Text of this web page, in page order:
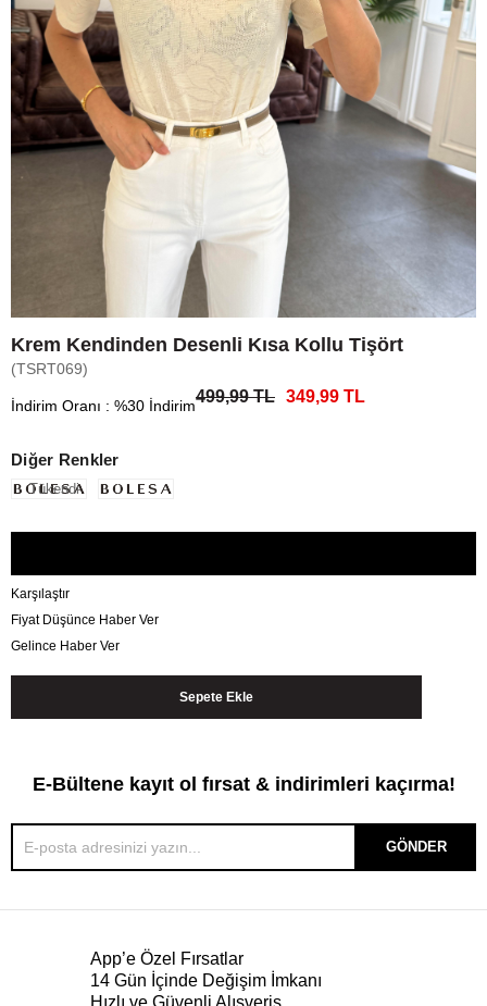
Krem Kendinden Desenli Kısa Kollu Tişört
(TSRT069)
İndirim Oranı : %30 İndirim499,99 TL 349,99 TL
Diğer Renkler
Tükendi
Karşılaştır
Fiyat Düşünce Haber Ver
Gelince Haber Ver
E-Bültene kayıt ol fırsat & indirimleri kaçırma!
GÖNDER
App’e Özel Fırsatlar
14 Gün İçinde Değişim İmkanı
Hızlı ve Güvenli Alışveriş